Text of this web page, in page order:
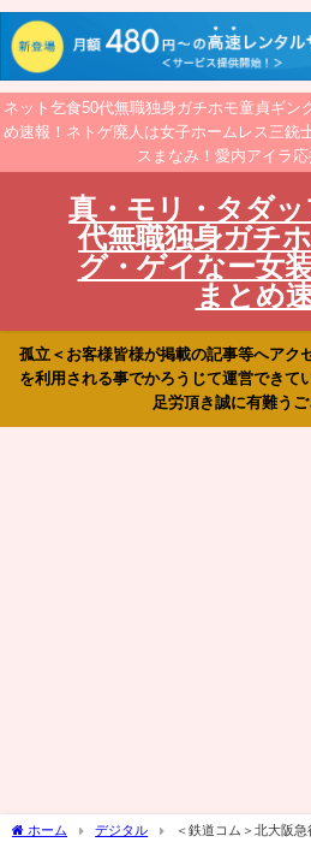
ネット乞食50代無職独身ガチホモ童貞ギン
め速報！ネトゲ廃人は女子ホームレス三銃
スまなみ！愛内アイラ応
真・モリ・タダ
代無職独身ガチ
グ・ゲイなー女
まとめ
孤立＜お客様皆様が掲載の記事等へアク
を利用される事でかろうじて運営できて
足労頂き誠に有難うご
ホーム デジタル ＜鉄道コム＞北大阪